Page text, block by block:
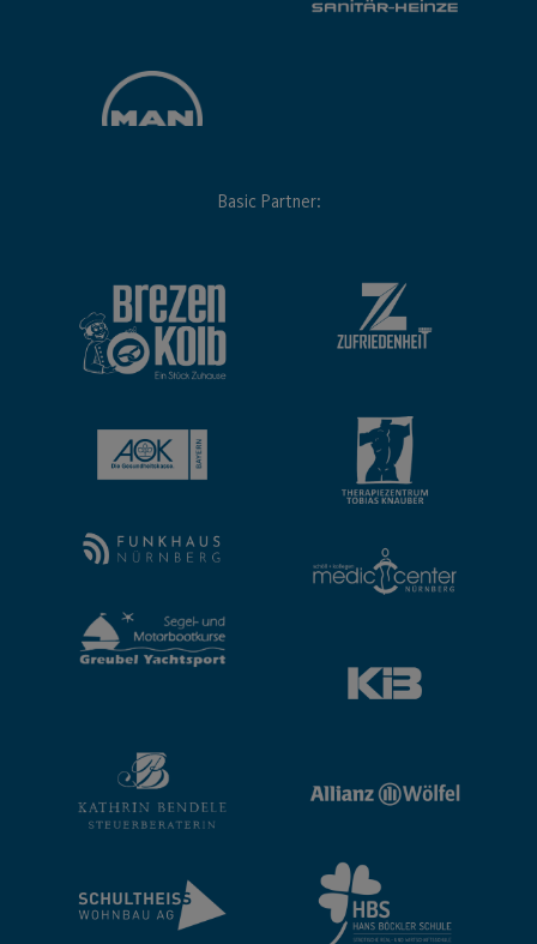
Basic Partner: